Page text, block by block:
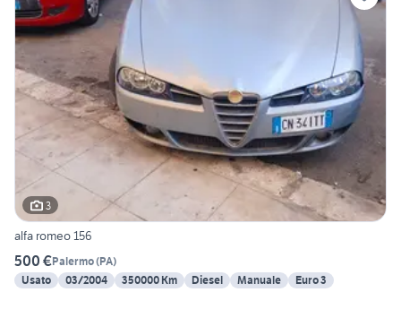
3
alfa romeo 156
500 €Palermo(PA)
Usato
03/2004 350000 Km Diesel Manuale Euro 3